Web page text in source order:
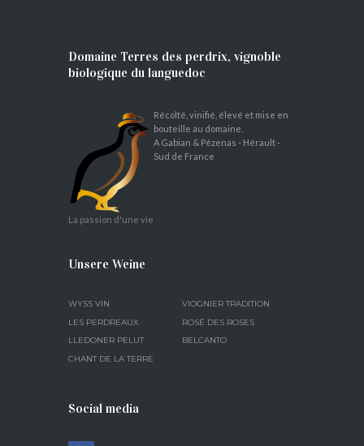
Domaine Terres des perdrix, vignoble
biologique du languedoc
La passion d'une vie
Récolté, vinifié, élevé et mise en
bouteille au domaine.
A Gabian & Pézenas - Hérault -
Sud de France
Unsere Weine
WYSS VIN
VIOGNIER TRADITION
LES PERDREAUX
ROSÉ DES ROSES
LLEDONER PELUT
BELCANTO
CHANT DE LA TERRE
Social media